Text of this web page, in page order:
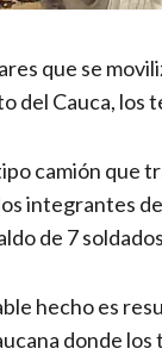
que se
del Cauca, los
camión que
integrantes
de 7
hecho es
donde